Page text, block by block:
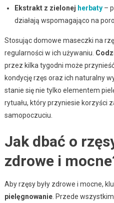
Ekstrakt z zielonej herbaty–
działają wspomagająco na
Stosując domowe maseczki na
regularności w ich używaniu.
przez kilka tygodni może
kondycję rzęs oraz ich naturalny
stanie się nie tylko elementem
rytuału, który przyniesie korzyści
samopoczuciu.
Jak dbać o
zdrowe i
Aby rzęsy były zdrowe i mocne,
pielęgnowanie. Przede